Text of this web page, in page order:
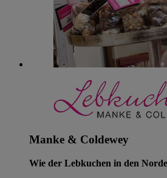
Manke & Coldewey
Wie der Lebkuchen in den